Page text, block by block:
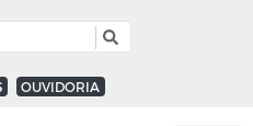
OUVIDORIA